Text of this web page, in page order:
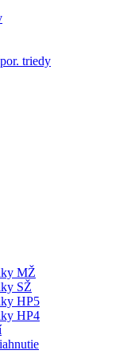
triedy
MŽ
SŽ
HP5
HP4